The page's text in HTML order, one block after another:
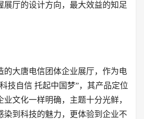
展厅的设计方向，最大效益的知足
大唐电信团体企业展厅，作为电
技自信 托起中国梦”，其产品定位
文化一样明确，主题十分光鲜，
染到科技的魅力，更体验到企业不